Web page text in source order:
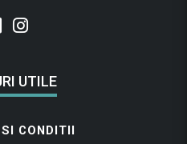
UTILE
CONDITII